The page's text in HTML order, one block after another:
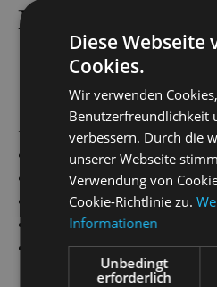
MATTHIAS
PRODUCTIONS
Emil und die Detektive“
Anything Goes“ Regie
Simsalabim“ Regie
Kinostar!“ Regie
Cabaret“ Regie
Diese Webseite
Cookies.
Wir verwenden
Benutzerfreundlichkeit
verbessern. Durch die
unserer Webseite
Verwendung von
Cookie-Richtlinie zu.
Informationen
Unbedingt
erforderlich